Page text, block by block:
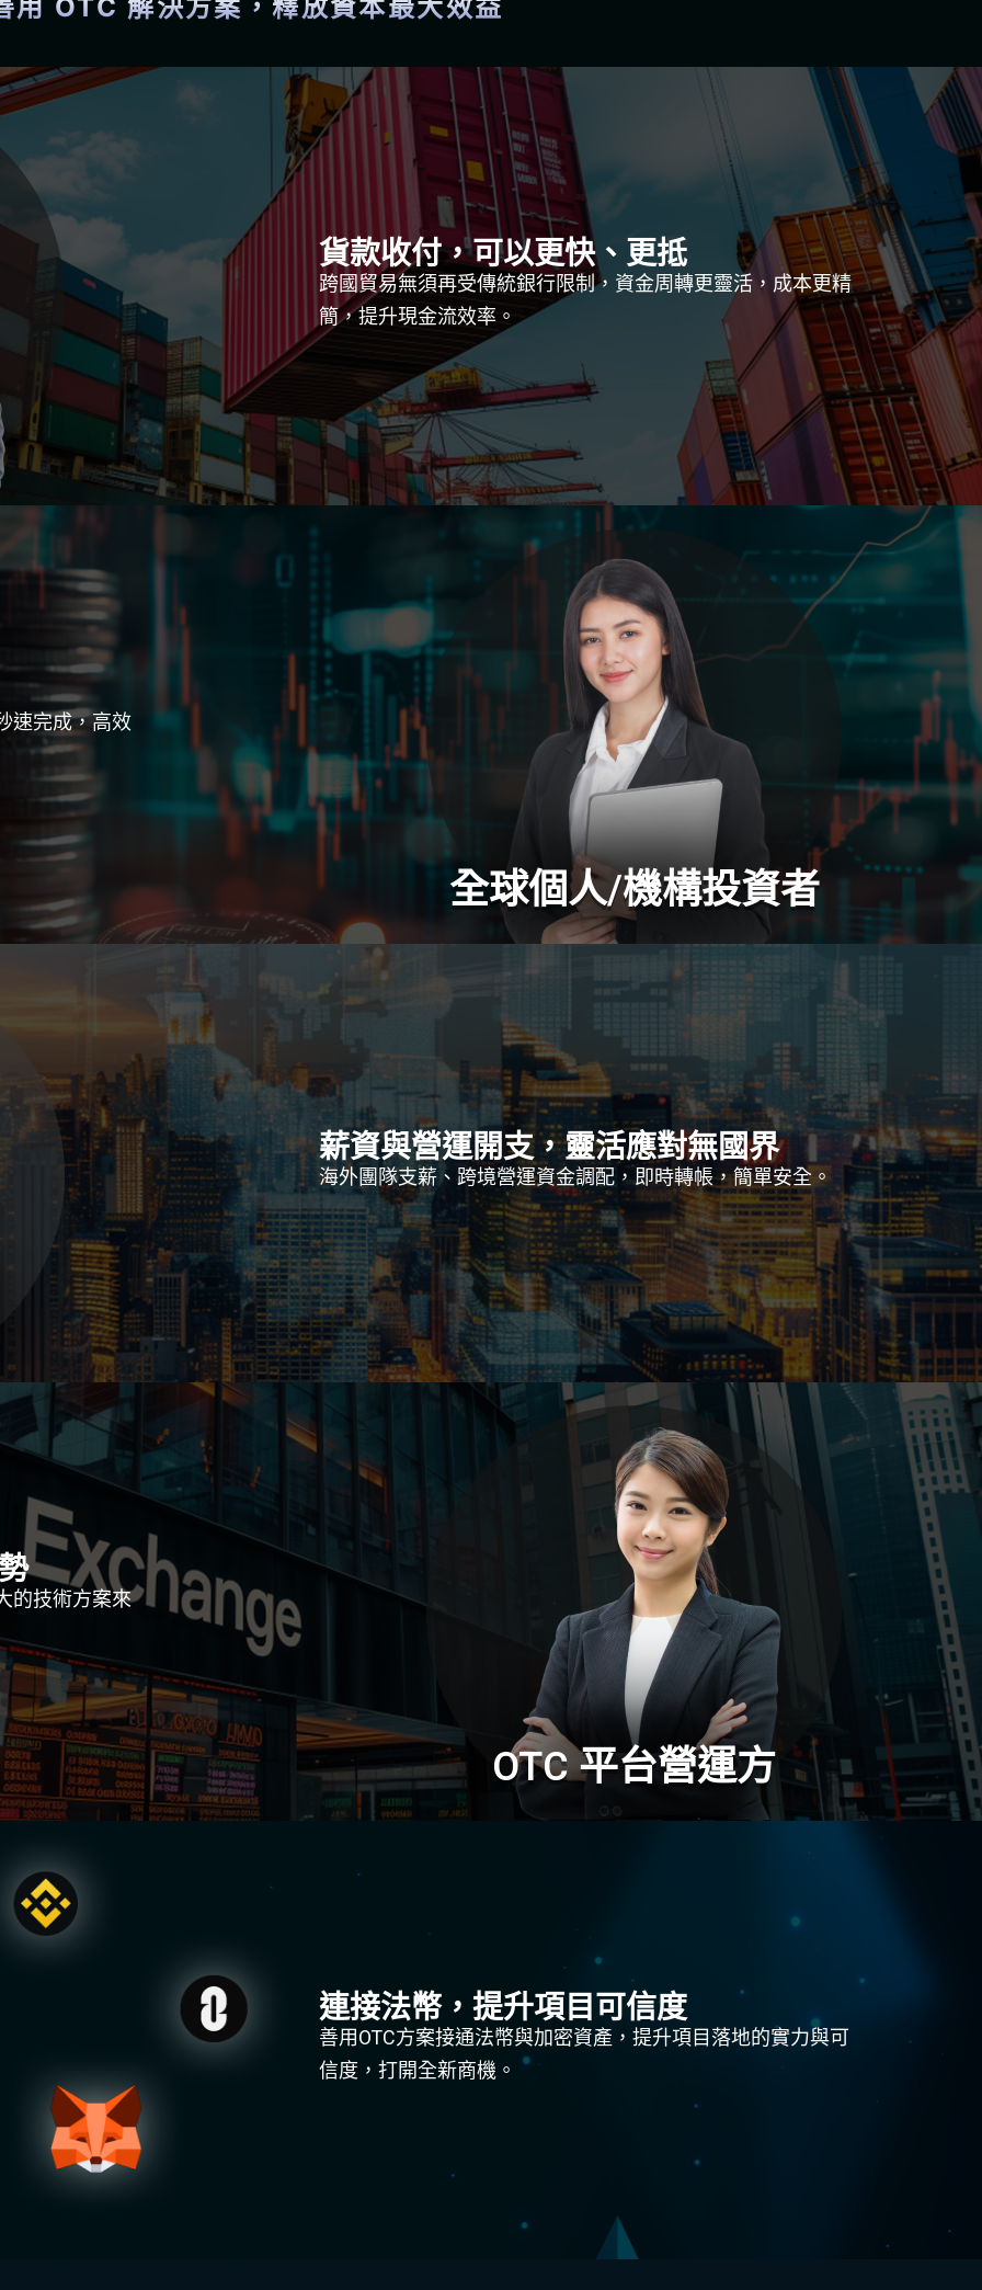
用 OTC 解決方案，釋放資本最大效益
貨款收付，可以更快、更抵
跨國貿易無須再受傳統銀行限制，資金周轉更靈活，成本更精
簡，提升現金流效率。
速完成，高效
全球個人/機構投資者
薪資與營運開支，靈活應對無國界
海外團隊支薪、跨境營運資金調配，即時轉帳，簡單安全。
的技術方案來
OTC 平台營運方
連接法幣，提升項目可信度
善用OTC方案接通法幣與加密資產，提升項目落地的實力與可
信度，打開全新商機。